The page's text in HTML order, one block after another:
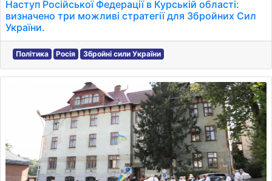
Наступ Російської Федерації в Курській області:
визначено три можливі стратегії для Збройних Сил
України.
Політика Росія Збройні сили України